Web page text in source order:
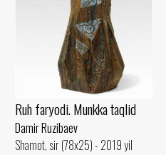
Ruh faryodi. Munkka taqlid
Damir Ruzibaev
Shamot, sir (78x25) - 2019 yil